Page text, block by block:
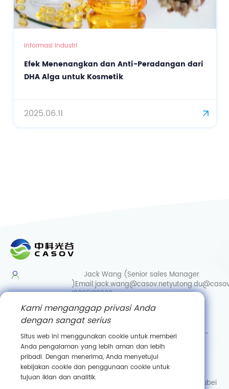
Peradangan dari
(siRNA) dalam Kosmetik
Jack Wang (Senior sales Manager
)Email:jack.wang@casov.net
13035103869
Services & Suggestions
Email:info@casovbio.net
Direct/Wechat:
0086-
15307143249
Wuhan Synthetic Biology Innovation Hub
No. 89, Gaokeyuan 3rd Road,
Donghu New Technology Development Zone, Wuhan, Hubei
Kami menganggap privasi Anda
dengan sangat serius
Situs web ini menggunakan cookie untuk memberi
Anda pengalaman yang lebih aman dan lebih
pribadi. Dengan menerima, Anda menyetujui
kebijakan cookie dan penggunaan cookie untuk
tujuan iklan dan analitik.